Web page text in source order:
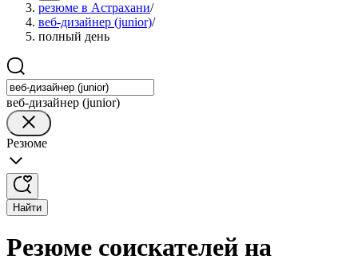
резюме в Астрахани/
веб-дизайнер (junior)/
полный день
веб-дизайнер (junior)
Резюме
Найти
Резюме соискателей на